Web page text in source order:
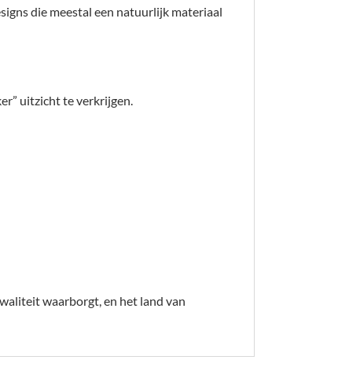
die meestal een natuurlijk materiaal
uitzicht te verkrijgen.
waarborgt, en het land van